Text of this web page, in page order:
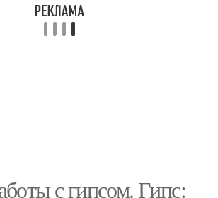
с гипсом. Гипс: